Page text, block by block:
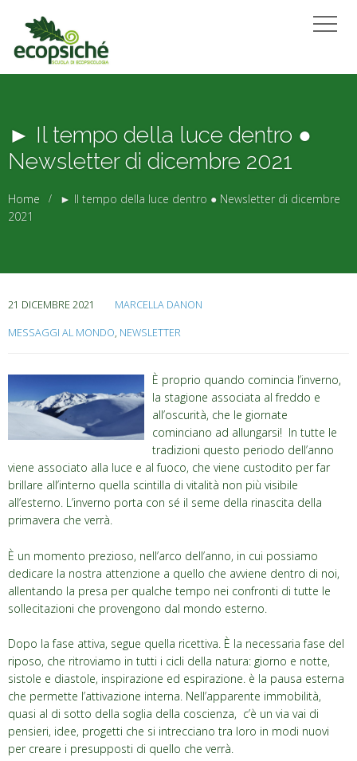
► Il tempo della luce dentro ●
Newsletter di dicembre 2021
Home
► Il tempo della luce dentro ● Newsletter di dicembre
2021
21 DICEMBRE 2021 MARCELLA DANON
MESSAGGI AL MONDO, NEWSLETTER
È proprio quando comincia l’inverno,
la stagione associata al freddo e
all’oscurità, che le giornate
cominciano ad allungarsi! In tutte le
tradizioni questo periodo dell’anno
viene associato alla luce e al fuoco, che viene custodito per far
brillare all’interno quella scintilla di vitalità non più visibile
all’esterno. L’inverno porta con sé il seme della rinascita della
primavera che verrà.
È un momento prezioso, nell’arco dell’anno, in cui possiamo
dedicare la nostra attenzione a quello che avviene dentro di noi,
allentando la presa per qualche tempo nei confronti di tutte le
sollecitazioni che provengono dal mondo esterno.
Dopo la fase attiva, segue quella ricettiva. È la necessaria fase del
riposo, che ritroviamo in tutti i cicli della natura: giorno e notte,
sistole e diastole, inspirazione ed espirazione. è la pausa esterna
che permette l’attivazione interna. Nell’apparente immobilità,
quasi al di sotto della soglia della coscienza, c’è un via vai di
pensieri, idee, progetti che si intrecciano tra loro in modi nuovi
per creare i presupposti di quello che verrà.